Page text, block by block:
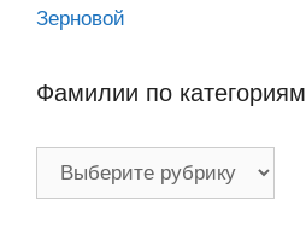
Зерновой
Фамилии по категориям